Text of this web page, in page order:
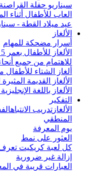
سيناريو حفلة القراصنة
العاب للأطفال أثناء
عيد ميلاد القطة -
الألغاز
أسرار مضحكة للمهام
للاهتمام من جميع
ألغاز الشتاء للأطفال من 7 إلى 8 سنوات - 30 مشكلة
الألغاز القديمة
الألغاز باللغة
التفكير
الألغاز تدريب الانتباه
المنطقي
يوم المعرفة
العثور على نمط
كل لعبة كريكيت
إزالة غير ضرورية
العبارات قريبة في